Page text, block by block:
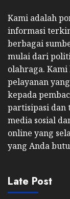
Kami adalah
informasi
berbagai
mulai dari
olahraga.
pelayanan
kepada
partisipasi dan
media sosial
online yang
yang Anda
Late Post